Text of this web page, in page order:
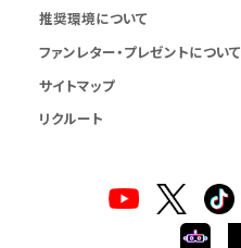
推奨環境について
ファンレター・プレゼントについて
サイトマップ
リクルート